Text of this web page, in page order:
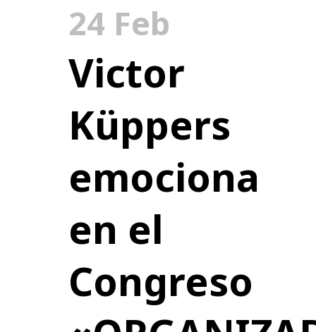
24 Feb
Victor
Küppers
emociona
en el
Congreso